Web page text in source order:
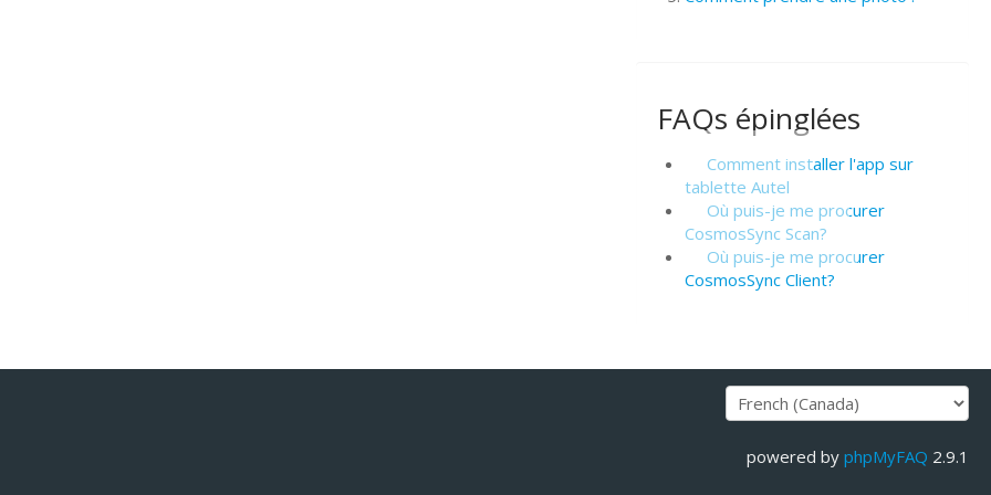
FAQs épinglées
Comment installer l'app sur
tablette Autel
Où puis-je me procurer
CosmosSync Scan?
Où puis-je me procurer
CosmosSync Client?
powered by phpMyFAQ 2.9.1